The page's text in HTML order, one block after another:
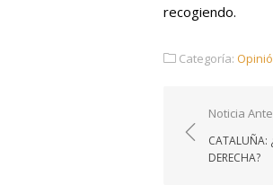
recogiendo.
Categoría:
de
entradas
Noticia
CATALUÑA:
DERECHA?